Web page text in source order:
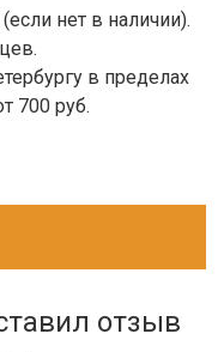
нет в наличии).
в пределах
700 руб.
отзыв